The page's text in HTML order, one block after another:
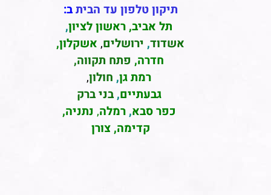
תיקון טלפון עד הביתב:
תל אביב, ראשון לציון,
אשדוד, ירושלים, אשקלון,
חדרה, פתח תקווה,
רמת גן, חולון,
גבעתיים,בני ברק
כפר סבא,רמלה, נתניה,
קדימה, צורן